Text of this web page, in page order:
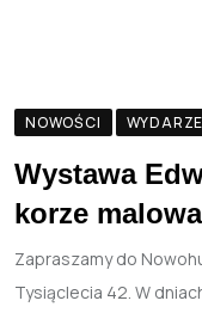
NOWOŚCI
Wystawa
korze
Zapraszamy do
Tysiąclecia 42. W